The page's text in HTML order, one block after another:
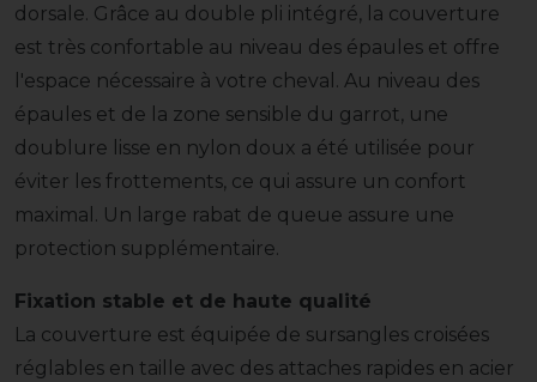
dorsale. Grâce au double pli intégré, la couverture
est très confortable au niveau des épaules et offre
l'espace nécessaire à votre cheval. Au niveau des
épaules et de la zone sensible du garrot, une
doublure lisse en nylon doux a été utilisée pour
éviter les frottements, ce qui assure un confort
maximal. Un large rabat de queue assure une
protection supplémentaire.
Fixation stable et de haute qualité
La couverture est équipée de sursangles croisées
réglables en taille avec des attaches rapides en acier